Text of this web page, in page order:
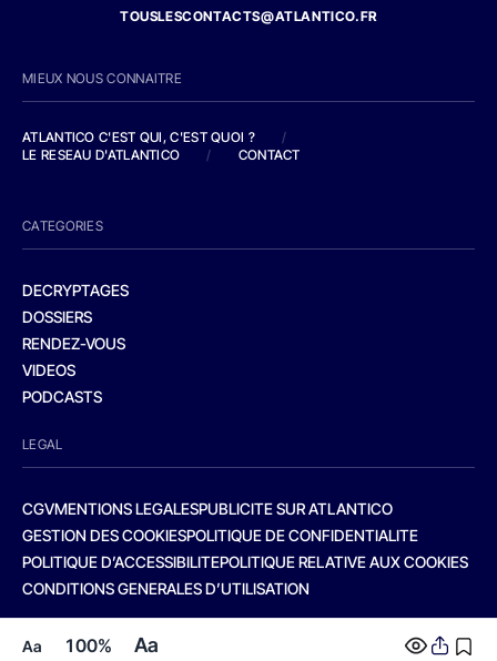
Aa 100% Aa
TOUSLESCONTACTS@ATLANTICO.FR
MIEUX NOUS CONNAITRE
ATLANTICO C'EST QUI, C'EST QUOI ?
/
LE RESEAU D'ATLANTICO
/ CONTACT
CATEGORIES
DECRYPTAGES
DOSSIERS
RENDEZ-VOUS
VIDEOS
PODCASTS
LEGAL
CGVMENTIONS LEGALESPUBLICITE SUR ATLANTICO
GESTION DES COOKIESPOLITIQUE DE CONFIDENTIALITE
POLITIQUE D’ACCESSIBILITEPOLITIQUE RELATIVE AUX COOKIES
CONDITIONS GENERALES D’UTILISATION